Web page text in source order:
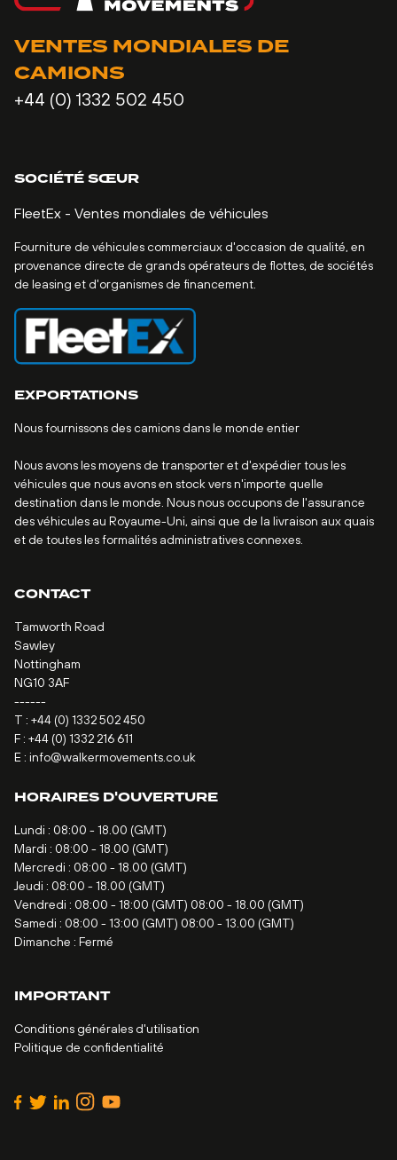
VENTES MONDIALES DE
CAMIONS
+44 (0) 1332 502 450
SOCIÉTÉ SŒUR
FleetEx - Ventes mondiales de véhicules
Fourniture de véhicules commerciaux d'occasion de qualité, en
provenance directe de grands opérateurs de flottes, de sociétés
de leasing et d'organismes de financement.
EXPORTATIONS
Nous fournissons des camions dans le monde entier
Nous avons les moyens de transporter et d'expédier tous les
véhicules que nous avons en stock vers n'importe quelle
destination dans le monde. Nous nous occupons de l'assurance
des véhicules au Royaume-Uni, ainsi que de la livraison aux quais
et de toutes les formalités administratives connexes.
CONTACT
Tamworth Road
Sawley
Nottingham
NG10 3AF
------
T : +44 (0) 1332 502 450
F : +44 (0) 1332 216 611
E : info@walkermovements.co.uk
HORAIRES D'OUVERTURE
Lundi : 08:00 - 18.00 (GMT)
Mardi : 08:00 - 18.00 (GMT)
Mercredi : 08:00 - 18.00 (GMT)
Jeudi : 08:00 - 18.00 (GMT)
Vendredi : 08:00 - 18:00 (GMT) 08:00 - 18.00 (GMT)
Samedi : 08:00 - 13:00 (GMT) 08:00 - 13.00 (GMT)
Dimanche : Fermé
IMPORTANT
Conditions générales d'utilisation
Politique de confidentialité